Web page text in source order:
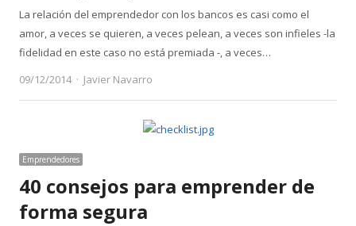
La relación del emprendedor con los bancos es casi como el
amor, a veces se quieren, a veces pelean, a veces son infieles -la
fidelidad en este caso no está premiada -, a veces…
09/12/2014
Author
Javier Navarro
Emprendedores
40 consejos para emprender de
forma segura